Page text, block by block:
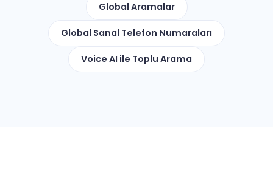
Global Aramalar
Global Sanal Telefon Numaraları
Voice AI ile Toplu Arama